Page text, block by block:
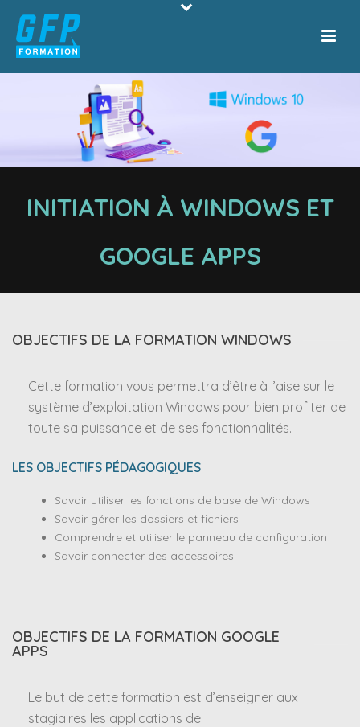
INITIATION À WINDOWS ET
GOOGLE APPS
OBJECTIFS DE LA FORMATION WINDOWS
Cette formation vous permettra d’être à l’aise sur le
système d’exploitation Windows pour bien profiter de
toute sa puissance et de ses fonctionnalités.
LES OBJECTIFS PÉDAGOGIQUES
Savoir utiliser les fonctions de base de Windows
Savoir gérer les dossiers et fichiers
Comprendre et utiliser le panneau de configuration
Savoir connecter des accessoires
OBJECTIFS DE LA FORMATION GOOGLE
APPS
Le but de cette formation est d’enseigner aux
stagiaires les applications de